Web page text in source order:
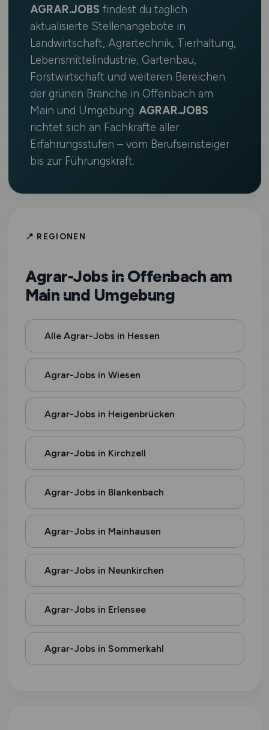
AGRAR.JOBS findest du täglich
aktualisierte Stellenangebote in
Landwirtschaft, Agrartechnik, Tierhaltung,
Lebensmittelindustrie, Gartenbau,
Forstwirtschaft und weiteren Bereichen
der grünen Branche in Offenbach am
Main und Umgebung. AGRAR.JOBS
richtet sich an Fachkräfte aller
Erfahrungsstufen – vom Berufseinsteiger
bis zur Führungskraft.
📍 REGIONEN
Agrar-Jobs in Offenbach am
Main und Umgebung
Alle Agrar-Jobs in Hessen
Agrar-Jobs in Wiesen
Agrar-Jobs in Heigenbrücken
Agrar-Jobs in Kirchzell
Agrar-Jobs in Blankenbach
Agrar-Jobs in Mainhausen
Agrar-Jobs in Neunkirchen
Agrar-Jobs in Erlensee
Agrar-Jobs in Sommerkahl